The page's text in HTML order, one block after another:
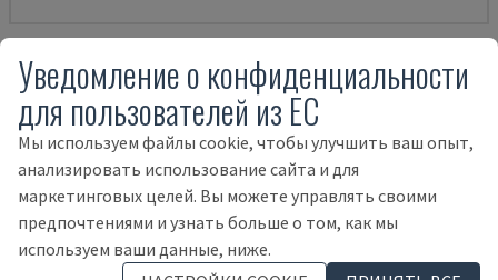
Уведомление о конфиденциальности
для пользователей из ЕС
Мы используем файлы cookie, чтобы улучшить ваш опыт,
анализировать использование сайта и для
маркетинговых целей. Вы можете управлять своими
предпочтениями и узнать больше о том, как мы
используем ваши данные, ниже.